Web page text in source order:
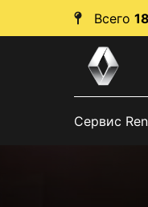
Всего 18
Сервис